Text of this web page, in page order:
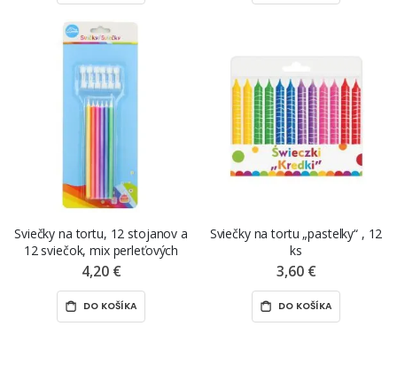
Sviečky na tortu, 12 stojanov a
12 sviečok, mix perleťových
farieb
4,20 €
DO KOŠÍKA
Sviečky na tortu „pastelky“ , 12
ks
3,60 €
DO KOŠÍKA